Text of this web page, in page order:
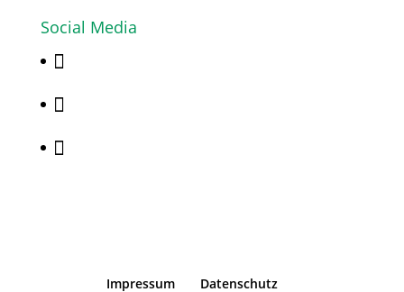
Social Media



Impressum Datenschutz